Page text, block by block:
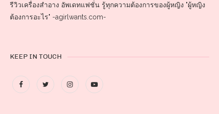
รีวิวเครื่องสำอาง อัพเดทแฟชั่น รู้ทุกความต้องการของผู้หญิง "ผู้หญิง
ต้องการอะไร" -agirlwants.com-
KEEP IN TOUCH